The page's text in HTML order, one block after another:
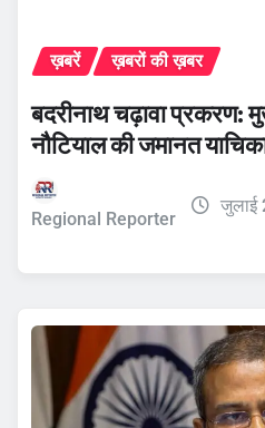
ख़बरें ख़बरों की ख़बर
बदरीनाथ चढ़ावा प्रकरण:
नौटियाल की जमानत
Regional Reporter
जुलाई